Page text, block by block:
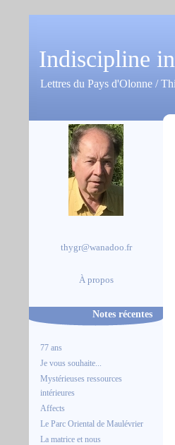
Indiscipline
Lettres du Pays d'Olonne /
thygr@wanadoo.fr
À propos
Notes récentes
77 ans
Je vous souhaite...
Mystérieuses ressources
intérieures
Affects
Le Parc Oriental de Maulévrier
La matrice et nous